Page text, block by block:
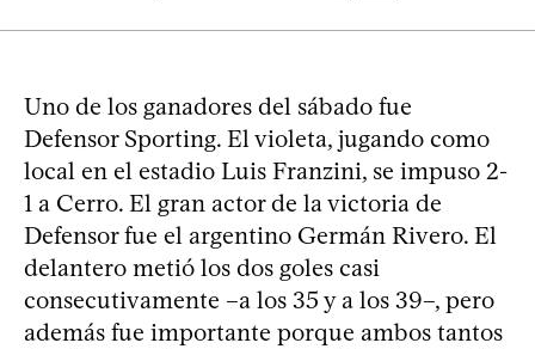
Uno de los ganadores del sábado fue
Defensor Sporting. El violeta, jugando como
local en el estadio Luis Franzini, se impuso 2-
1 a Cerro. El gran actor de la victoria de
Defensor fue el argentino Germán Rivero. El
delantero metió los dos goles casi
consecutivamente –a los 35 y a los 39–, pero
además fue importante porque ambos tantos